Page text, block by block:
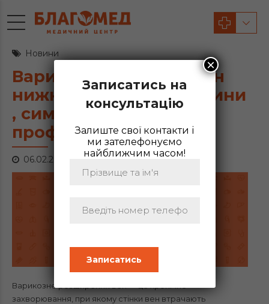
Новини
Варикозна хвороба вен
нижніх кінцівок : причини
, симптоми та
профілактика
06.02.2025
Варикозне розширення вен — це хронічне
захворювання, при якому стінки вен втрачають
Записатись на
консультацію
Залиште свої контакти і
ми зателефонуємо
найближчим часом!
×